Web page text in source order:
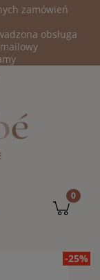
zamówień
obsługa
-25%